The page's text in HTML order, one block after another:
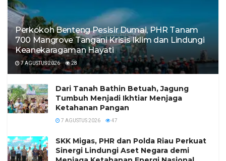
Perkokoh Benteng Pesisir Dumai, PHR Tanam
700 Mangrove Tangani Krisis Iklim dan Lindungi
Keanekaragaman Hayati
7 AGUSTUS 2026 28
Dari Tanah Bathin Betuah, Jagung
Tumbuh Menjadi Ikhtiar Menjaga
Ketahanan Pangan
7 AGUSTUS 2026 47
SKK Migas, PHR dan Polda Riau Perkuat
Sinergi Lindungi Aset Negara demi